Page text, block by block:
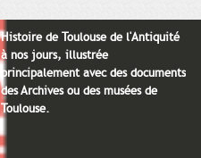
Histoire de Toulouse de l'Antiquité
à nos jours, illustrée
principalement avec des documents
des Archives ou des musées de
Toulouse.